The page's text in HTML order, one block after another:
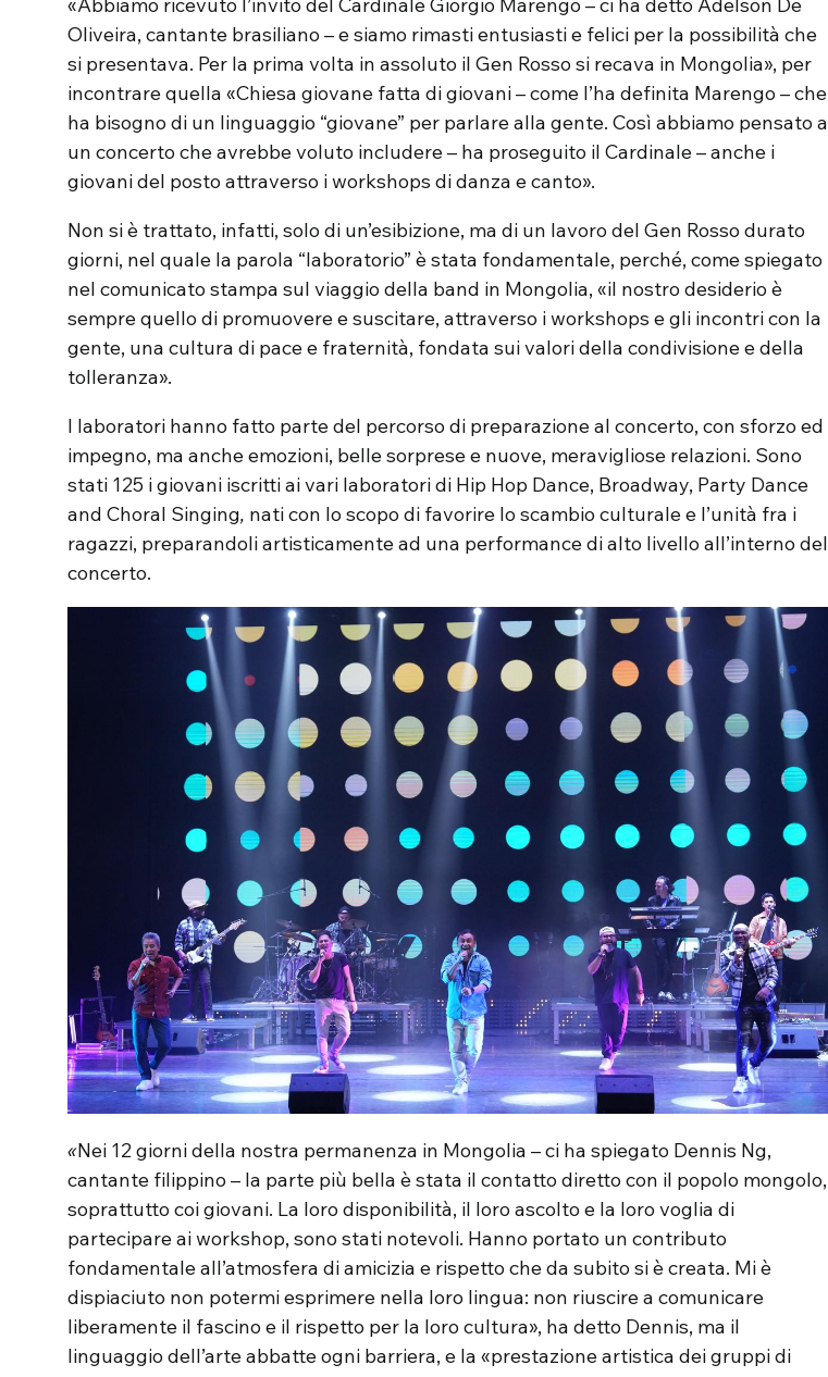
Oliveira, cantante brasiliano – e siamo rimasti entusiasti e felici per la possibilità che
si presentava. Per la prima volta in assoluto il Gen Rosso si recava in Mongolia», per
incontrare quella «Chiesa giovane fatta di giovani – come l’ha definita Marengo – che
ha bisogno di un linguaggio “giovane” per parlare alla gente. Così abbiamo pensato a
un concerto che avrebbe voluto includere – ha proseguito il Cardinale – anche i
giovani del posto attraverso i workshops di danza e canto».
Non si è trattato, infatti, solo di un’esibizione, ma di un lavoro del Gen Rosso durato
giorni, nel quale la parola “laboratorio” è stata fondamentale, perché, come spiegato
nel comunicato stampa sul viaggio della band in Mongolia, «il nostro desiderio è
sempre quello di promuovere e suscitare, attraverso i workshops e gli incontri con la
gente, una cultura di pace e fraternità, fondata sui valori della condivisione e della
tolleranza».
I laboratori hanno fatto parte del percorso di preparazione al concerto, con sforzo ed
impegno, ma anche emozioni, belle sorprese e nuove, meravigliose relazioni. Sono
stati 125 i giovani iscritti ai vari laboratori di Hip Hop Dance, Broadway, Party Dance
and Choral Singing, nati con lo scopo di favorire lo scambio culturale e l’unità fra i
ragazzi, preparandoli artisticamente ad una performance di alto livello all’interno del
concerto.
«Nei 12 giorni della nostra permanenza in Mongolia – ci ha spiegato Dennis Ng,
cantante filippino – la parte più bella è stata il contatto diretto con il popolo mongolo,
soprattutto coi giovani. La loro disponibilità, il loro ascolto e la loro voglia di
partecipare ai workshop, sono stati notevoli. Hanno portato un contributo
fondamentale all’atmosfera di amicizia e rispetto che da subito si è creata. Mi è
dispiaciuto non potermi esprimere nella loro lingua: non riuscire a comunicare
liberamente il fascino e il rispetto per la loro cultura», ha detto Dennis, ma il
linguaggio dell’arte abbatte ogni barriera, e la «prestazione artistica dei gruppi di